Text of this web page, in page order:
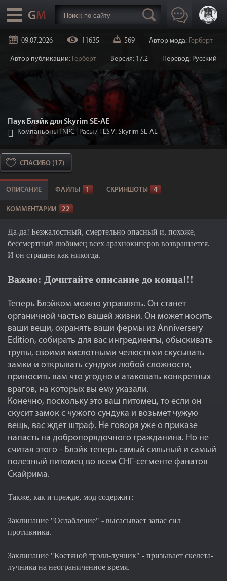
09.07.2026 11635 569 Автор мода: Герберт
Автор публикации: Герберт Версия: 17.2 Перевод: Русский
Паук Блэйк для Skyrim SE-АЕ
Компаньоны I NPC | Расы / TES V: Skyrim SE-AE
СПАСИБО (17)
ОПИСАНИЕ ФАЙЛЫ 1 СКРИНШОТЫ 4
КОММЕНТАРИИ 22
Да-да! Безжалостный, смертельно опасный и, похоже,
бессмертный любимец всех арахнокиперов возвращается.
И он страшен как никогда.
Важно: Дочитайте описание до конца!!!
Теперь Блэйком можно управлять. Он станет
органичной частью вашей жизни. Он может носить
ваши вещи, охранять ваши фермы из Anniversery
Edition, собирать для вас ингредиенты, обыскивать
трупы, своими кислотными челюстями скусывать
замки и открывать сундуки любой сложности,
приносить вам что угодно и атаковать конкретных
врагов, на которых вы ему указали.
Конечно, поскольку это ваш питомец, то если он
скусит замок с чужого сундука и возьмет чужую
вещь, вас ждет штраф. Не говоря уже о приказе
напасть на добропорядочного гражданина. Но не
считая этого - Блэйк теперь самый сильный и самый
полезный питомец во всем СНГ-сегменте фанатов
Скайрима.
Также, как и прежде, мод содержит:
Заклинание "Ослабление" - высасывает запас сил
противника.
Заклинание "Костяной трэлл-лучник" - призывает скелета-
лучника на неограниченное время.